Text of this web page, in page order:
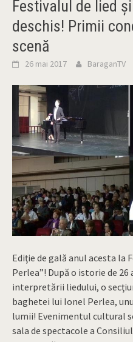
Festivalul de lied
deschis! Primii
scenă
26 mai 2017 BaraganTV
Ediţie de gală anul acesta la
Perlea”! După o istorie de
interpretării liedului, o
baghetei lui Ionel Perlea,
lumii! Evenimentul cultural
sala de spectacole a